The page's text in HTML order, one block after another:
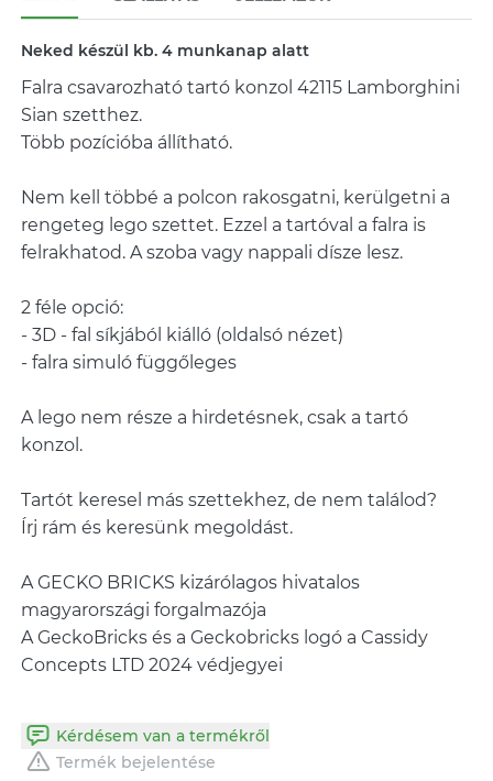
Neked készül kb. 4 munkanap alatt
Falra csavarozható tartó konzol 42115 Lamborghini
Sian szetthez.
Több pozícióba állítható.
Nem kell többé a polcon rakosgatni, kerülgetni a
rengeteg lego szettet. Ezzel a tartóval a falra is
felrakhatod. A szoba vagy nappali dísze lesz.
2 féle opció:
- 3D - fal síkjából kiálló (oldalsó nézet)
- falra simuló függőleges
A lego nem része a hirdetésnek, csak a tartó
konzol.
Tartót keresel más szettekhez, de nem találod?
Írj rám és keresünk megoldást.
A GECKO BRICKS kizárólagos hivatalos
magyarországi forgalmazója
A GeckoBricks és a Geckobricks logó a Cassidy
Concepts LTD 2024 védjegyei
Kérdésem van a termékről
Termék bejelentése